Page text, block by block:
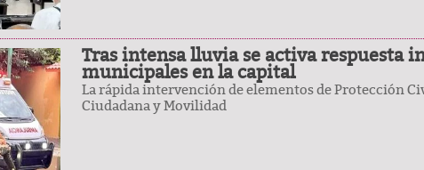
Tras intensa lluvia se activa respuesta
municipales en la capital
La rápida intervención de elementos de Protección
Ciudadana y Movilidad